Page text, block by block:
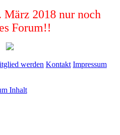
2018 nur noch
Forum!!
werden Kontakt Impressum
Inhalt